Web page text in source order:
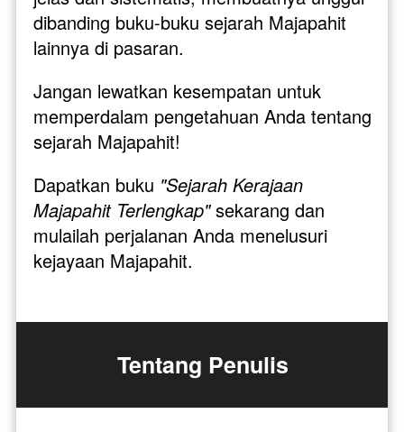
dibanding buku-buku sejarah Majapahit
lainnya di pasaran.
Jangan lewatkan kesempatan untuk
memperdalam pengetahuan Anda tentang
sejarah Majapahit!
Dapatkan buku "Sejarah Kerajaan
Majapahit Terlengkap" sekarang dan
mulailah perjalanan Anda menelusuri
kejayaan Majapahit.
Tentang Penulis